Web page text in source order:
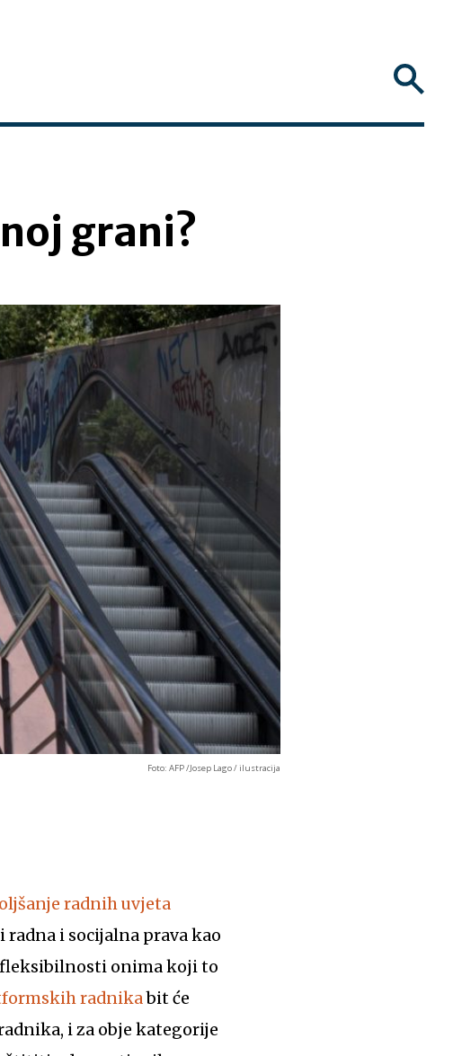
grani?
Foto: AFP /Josep Lago / ilustracija
radnih uvjeta
i socijalna prava kao
onima koji to
radnikabit će
i za obje kategorije